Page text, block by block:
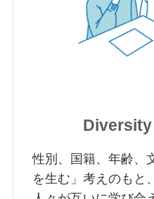
Diversity
性別、国籍、年齢、
を生む」考えのもと